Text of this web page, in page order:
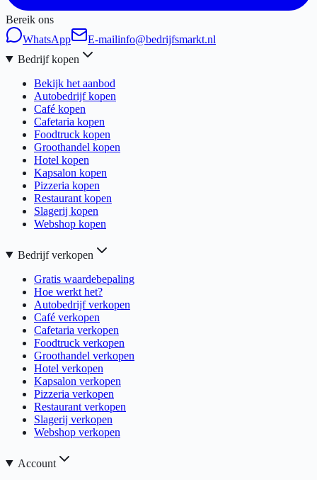
Bereik ons
WhatsApp
E-mailinfo@bedrijfsmarkt.nl
Bedrijf kopen
Bekijk het aanbod
Autobedrijf kopen
Café kopen
Cafetaria kopen
Foodtruck kopen
Groothandel kopen
Hotel kopen
Kapsalon kopen
Pizzeria kopen
Restaurant kopen
Slagerij kopen
Webshop kopen
Bedrijf verkopen
Gratis waardebepaling
Hoe werkt het?
Autobedrijf verkopen
Café verkopen
Cafetaria verkopen
Foodtruck verkopen
Groothandel verkopen
Hotel verkopen
Kapsalon verkopen
Pizzeria verkopen
Restaurant verkopen
Slagerij verkopen
Webshop verkopen
Account